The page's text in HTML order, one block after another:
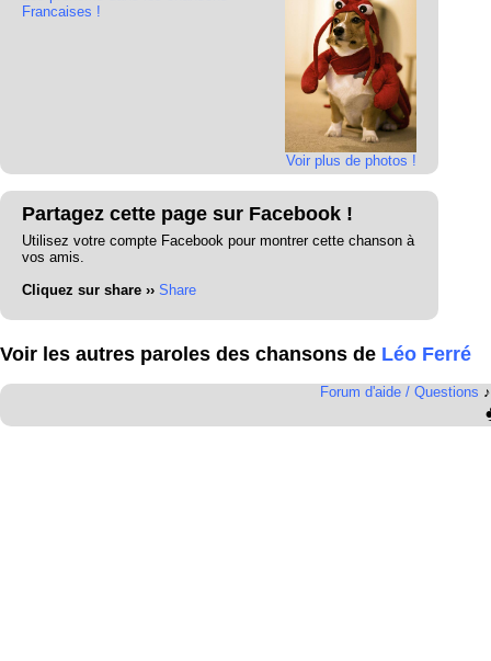
Voir plus de photos !
Francaises !
Partagez cette page sur Facebook !
Utilisez votre compte Facebook pour montrer cette chanson à
vos amis.
Cliquez sur share ›› Share
Voir les autres paroles des chansons de Léo Ferré
Forum d'aide / Questions